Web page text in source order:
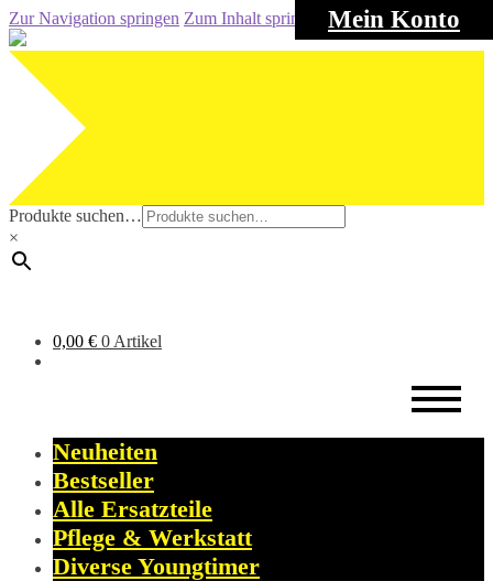
Mein Konto
Zur Navigation springen Zum Inhalt springen
Produkte suchen…
×
0,00 € 0 Artikel
Neuheiten
Bestseller
Alle Ersatzteile
Pflege & Werkstatt
Diverse Youngtimer